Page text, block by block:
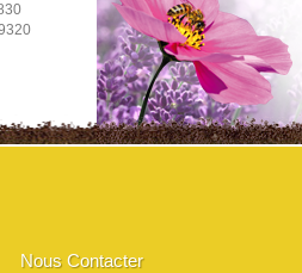
Nous Contacter